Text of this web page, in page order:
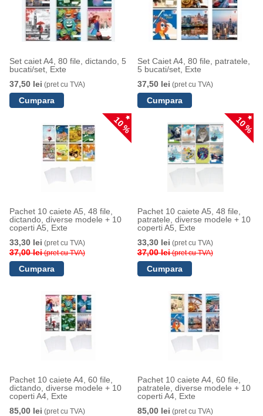
Set caiet A4, 80 file, dictando, 5
bucati/set, Exte
37,50 lei (pret cu TVA)
Set Caiet A4, 80 file, patratele,
5 bucati/set, Exte
37,50 lei (pret cu TVA)
10 %
Pachet 10 caiete A5, 48 file,
dictando, diverse modele + 10
coperti A5, Exte
33,30 lei (pret cu TVA)
37,00 lei(pret cu TVA)
10 %
Pachet 10 caiete A5, 48 file,
patratele, diverse modele + 10
coperti A5, Exte
33,30 lei (pret cu TVA)
37,00 lei(pret cu TVA)
Pachet 10 caiete A4, 60 file,
dictando, diverse modele + 10
coperti A4, Exte
85,00 lei (pret cu TVA)
Pachet 10 caiete A4, 60 file,
patratele, diverse modele + 10
coperti A4, Exte
85,00 lei (pret cu TVA)